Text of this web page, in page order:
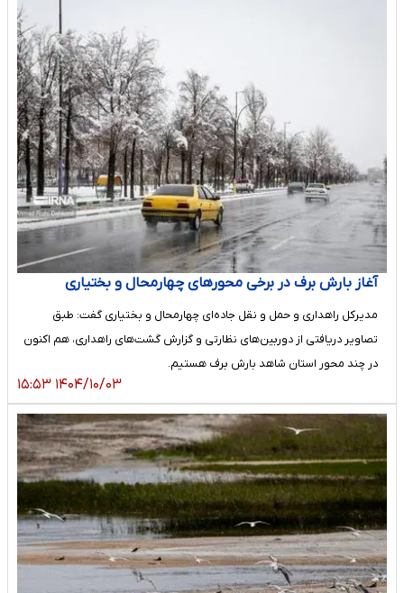
آغاز بارش برف در برخی محورهای چهارمحال و بختیاری
مدیرکل راهداری و حمل و نقل جاده‌ای چهارمحال و بختیاری گفت: طبق
تصاویر دریافتی از دوربین‌های نظارتی و گزارش گشت‌های راهداری، هم اکنون
در چند محور استان شاهد بارش برف هستیم.
۱۴۰۴/۱۰/۰۳ ۱۵:۵۳